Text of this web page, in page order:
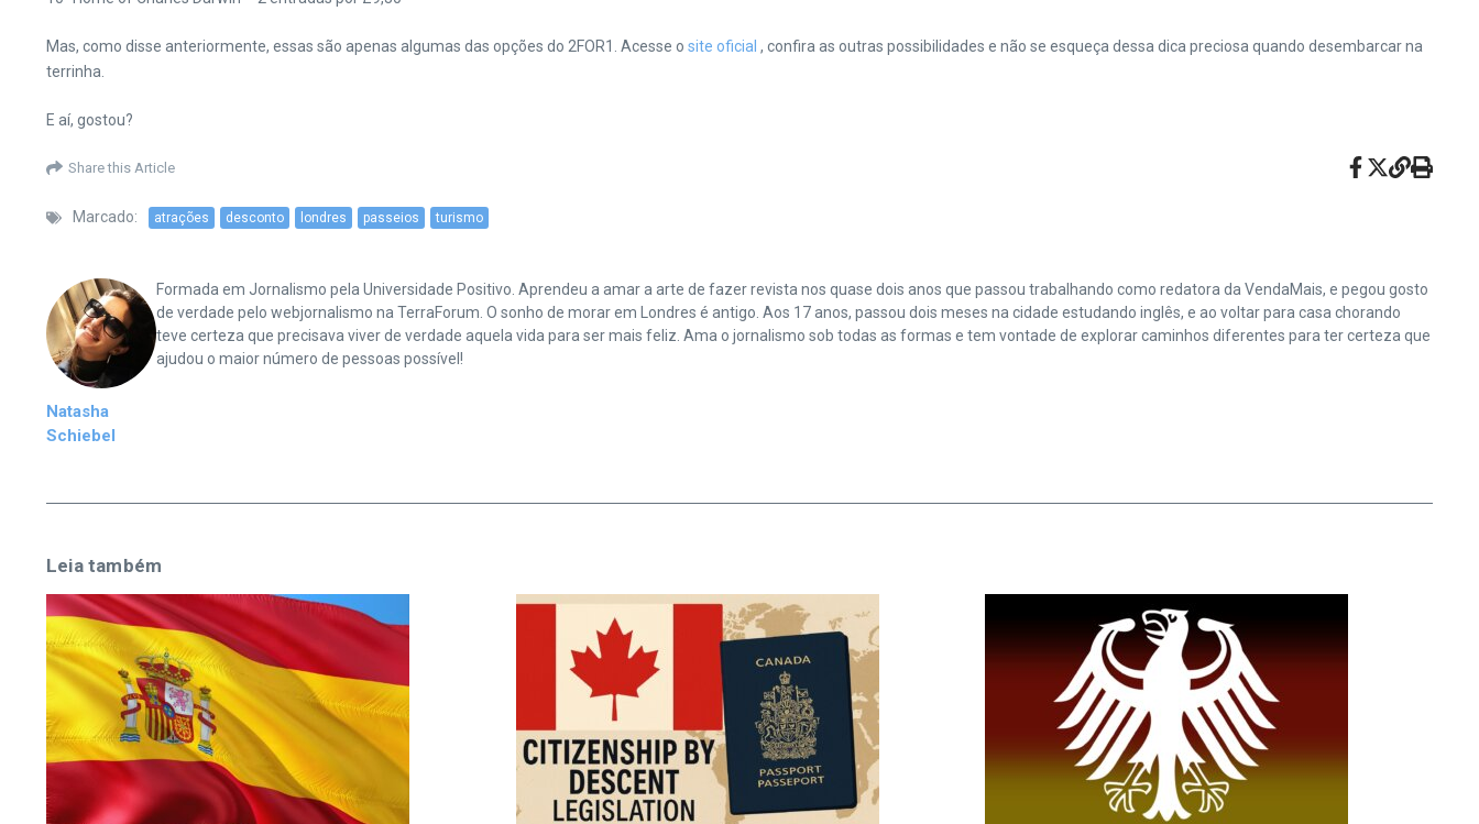
Mas, como disse anteriormente, essas são apenas algumas das opções do 2FOR1. Acesse o site oficial , confira as outras possibilidades e não se esqueça dessa dica preciosa quando desembarcar na
terrinha.
E aí, gostou?
Share this Article
Marcado: atrações desconto londres passeios turismo
Natasha
Schiebel
Formada em Jornalismo pela Universidade Positivo. Aprendeu a amar a arte de fazer revista nos quase dois anos que passou trabalhando como redatora da VendaMais, e pegou gosto
de verdade pelo webjornalismo na TerraForum. O sonho de morar em Londres é antigo. Aos 17 anos, passou dois meses na cidade estudando inglês, e ao voltar para casa chorando
teve certeza que precisava viver de verdade aquela vida para ser mais feliz. Ama o jornalismo sob todas as formas e tem vontade de explorar caminhos diferentes para ter certeza que
ajudou o maior número de pessoas possível!
Leia também